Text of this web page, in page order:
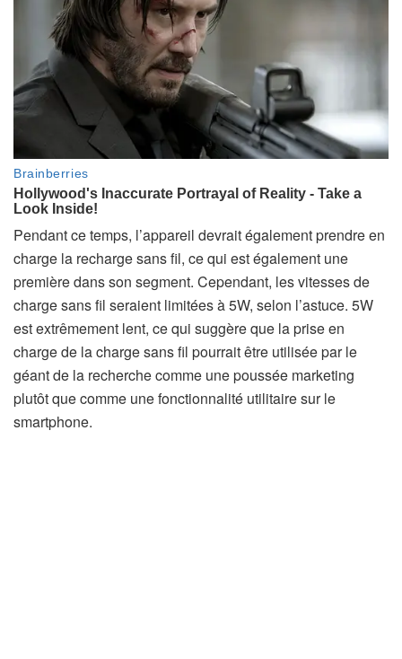
Pendant ce temps, l’appareil devrait également prendre en
charge la recharge sans fil, ce qui est également une
première dans son segment. Cependant, les vitesses de
charge sans fil seraient limitées à 5W, selon l’astuce. 5W
est extrêmement lent, ce qui suggère que la prise en
charge de la charge sans fil pourrait être utilisée par le
géant de la recherche comme une poussée marketing
plutôt que comme une fonctionnalité utilitaire sur le
smartphone.